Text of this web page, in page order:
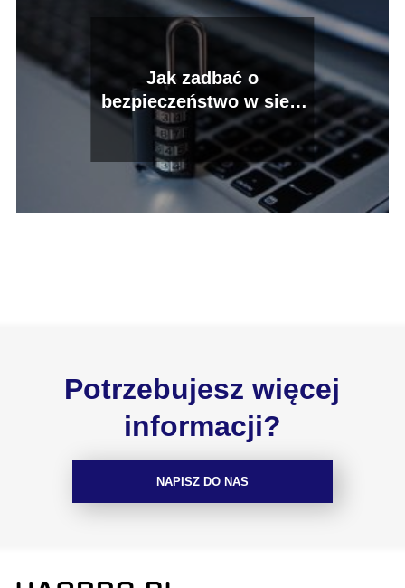
Jak zadbać o
bezpieczeństwo w sieci
swoje i bliskich?
Potrzebujesz więcej
informacji?
NAPISZ DO NAS